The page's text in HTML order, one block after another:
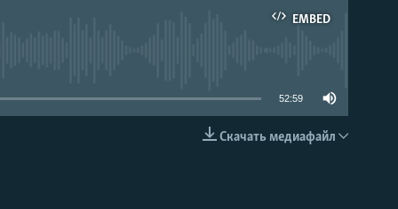
Радио Свобода Live
EMBED
EMBED
52:59
Скачать медиафайл